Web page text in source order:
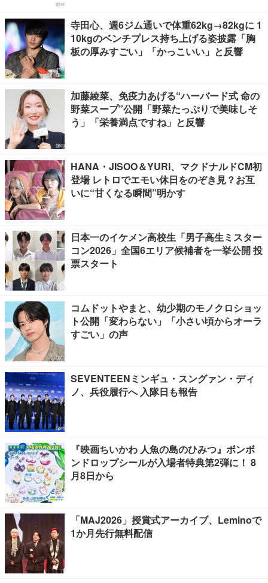
寺田心、週6ジム通いで体重62kg→82kgに 1
10kgのベンチプレス持ち上げる姿披露「胸
板の厚みすごい」「かっこいい」と反響
加藤綾菜、免疫力あげる“ハーバード式 命の
野菜スープ”公開「野菜たっぷりで美味しそ
う」「栄養満点ですね」と反響
HANA・JISOO＆YURI、マクドナルドCM初
登場 レトロでエモい休日をのぞき見？お互
いに“甘くなる瞬間”明かす
日本一のイケメン高校生「男子高生ミスター
コン2026」全国6エリア候補者を一挙公開 投
票スタート
コムドットやまと、幼少期のモノクロショッ
ト公開「変わらない」「小さい頃からオーラ
すごい」の声
SEVENTEENミンギュ・スングァン・ディ
ノ、兵役履行へ 入隊日も報告
『映画ちいかわ 人魚の島のひみつ』ボンボ
ンドロップシールが入場者特典第2弾に！ 8
月8日から
「MAJ2026」授賞式アーカイブ、Leminoで
1か月先行無料配信